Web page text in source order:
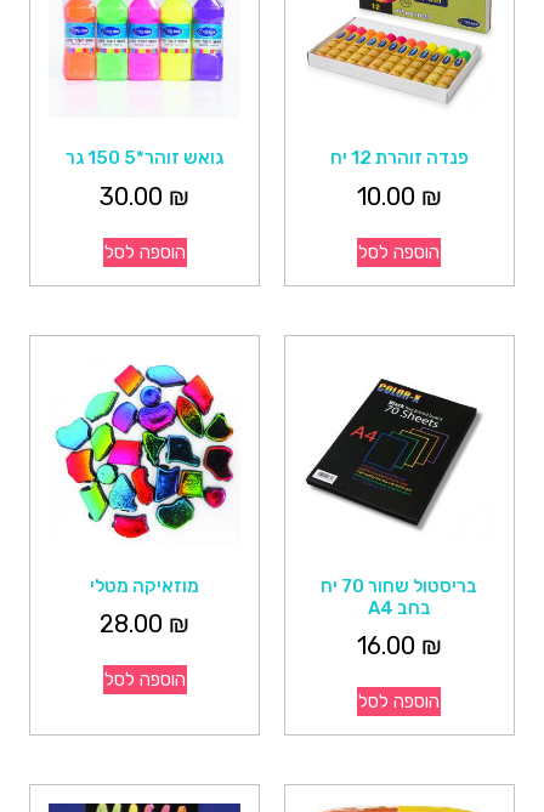
פנדה זוהרת 12 יח
10.00 ₪
הוספה לסל
גואש זוהר*5 150 גר
30.00 ₪
הוספה לסל
בריסטול שחור 70 יח
בחב A4
16.00 ₪
הוספה לסל
מוזאיקה מטלי
28.00 ₪
הוספה לסל